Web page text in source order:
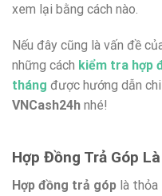
xem lại bằng cách nào.
Nếu đây cũng là vấn đề
những cách kiểm tra hợp
tháng được hướng dẫn
VNCash24h nhé!
Hợp Đồng Trả Góp Là
Hợp đồng trả góp là thỏa